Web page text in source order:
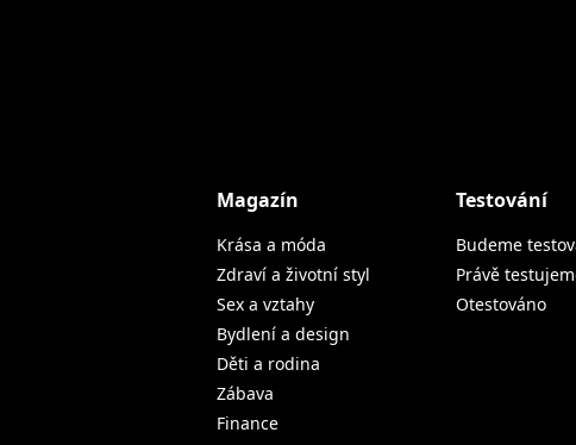
Magazín
Krása a móda
Zdraví a životní styl
Sex a vztahy
Bydlení a design
Děti a rodina
Zábava
Finance
Testování
Budeme
Právě
Otestováno